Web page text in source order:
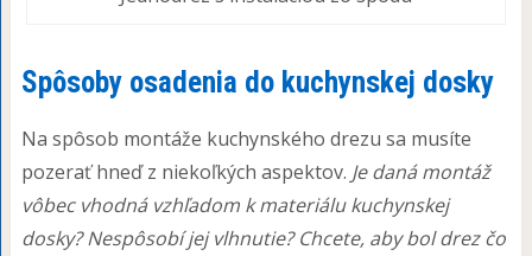
Spôsoby osadenia do kuchynskej dosky
Na spôsob montáže kuchynského drezu sa musíte
pozerať hneď z niekoľkých aspektov. Je daná montáž
vôbec vhodná vzhľadom k materiálu kuchynskej
dosky? Nespôsobí jej vlhnutie? Chcete, aby bol drez čo